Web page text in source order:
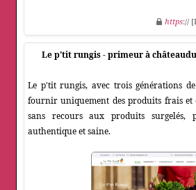
https://
Le p'tit rungis - primeur à
Le p'tit rungis, avec trois générations
fournir uniquement des produits frais et
sans recours aux produits surgelés,
authentique et saine.